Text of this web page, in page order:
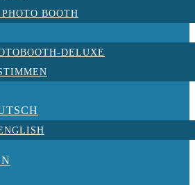
BOOTH
DELUXE